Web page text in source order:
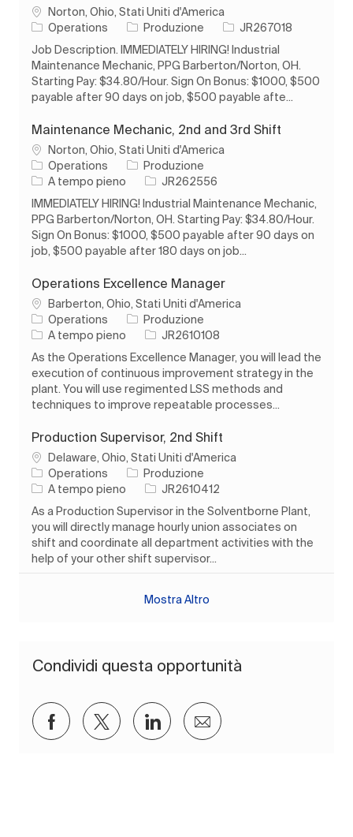
Ubicazione
Norton, Ohio, Stati Uniti d'America
Operations
Categoria
Produzione ID processo
JR267018
Job Description. IMMEDIATELY HIRING! Industrial
Maintenance Mechanic, PPG Barberton/Norton, OH.
Starting Pay: $34.80/Hour. Sign On Bonus: $1000, $500
payable after 90 days on job, $500 payable afte...
Maintenance Mechanic, 2nd and 3rd Shift
Ubicazione
Norton, Ohio, Stati Uniti d'America
Operations
Categoria
Produzione
Tipo di lavoro
A tempo pieno ID processo
JR262556
IMMEDIATELY HIRING! Industrial Maintenance Mechanic,
PPG Barberton/Norton, OH. Starting Pay: $34.80/Hour.
Sign On Bonus: $1000, $500 payable after 90 days on
job, $500 payable after 180 days on job...
Operations Excellence Manager
Ubicazione
Barberton, Ohio, Stati Uniti d'America
Operations
Categoria
Produzione
Tipo di lavoro
A tempo pieno ID processo
JR2610108
As the Operations Excellence Manager, you will lead the
execution of continuous improvement strategy in the
plant. You will use regimented LSS methods and
techniques to improve repeatable processes...
Production Supervisor, 2nd Shift
Ubicazione
Delaware, Ohio, Stati Uniti d'America
Operations
Categoria
Produzione
Tipo di lavoro
A tempo pieno ID processo
JR2610412
As a Production Supervisor in the Solventborne Plant,
you will directly manage hourly union associates on
shift and coordinate all department activities with the
help of your other shift supervisor...
Mostra Altro
Condividi questa opportunità
Condividi su Facebook
Condividi via twitter
Condividi tramite LinkedIn
Condividi via e-mail